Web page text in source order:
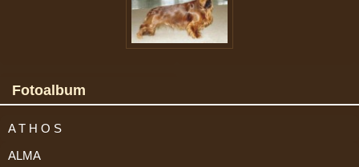
Fotoalbum
A T H O S
ALMA